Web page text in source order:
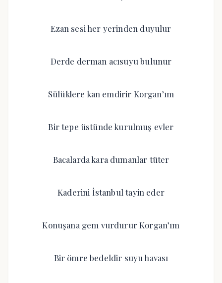
Ezan sesi her yerinden duyulur
Derde derman acısuyu bulunur
Sülüklere kan emdirir Korgan’ım
Bir tepe üstünde kurulmuş evler
Bacalarda kara dumanlar tüter
Kaderini İstanbul tayin eder
Konuşana gem vurdurur Korgan’ım
Bir ömre bedeldir suyu havası